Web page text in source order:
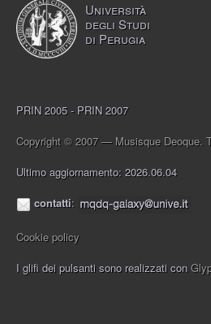
Università
degli Studi
di Perugia
PRIN 2005 - PRIN 2007
Copyright © 2007 — Musisque Deoque.
Ultimo aggiornamento: 2026.06.04
contatti:
Cookie policy
I glifi dei pulsanti sono realizzati con